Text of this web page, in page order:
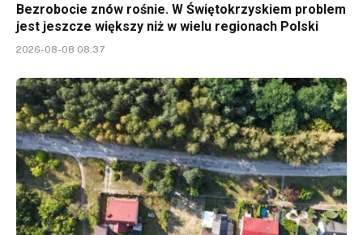
Bezrobocie znów rośnie. W Świętokrzyskiem problem
jest jeszcze większy niż w wielu regionach Polski
2026-08-08 08:37